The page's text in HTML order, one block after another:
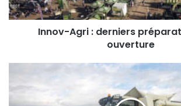
Innov-Agri : derniers
ouverture
Chinoises,